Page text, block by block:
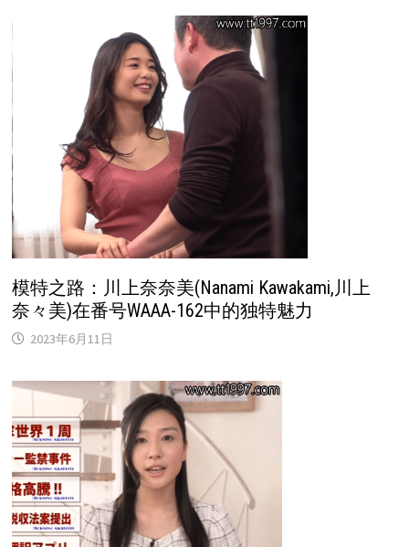
模特之路：川上奈奈美(Nanami Kawakami,川上
奈々美)在番号WAAA-162中的独特魅力
2023年6月11日